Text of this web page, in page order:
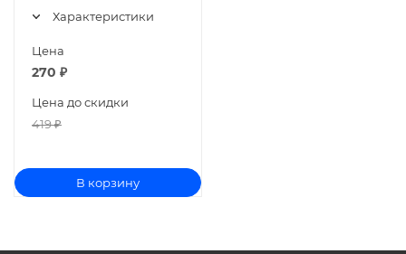
Характеристики
Цена
270 ₽
Цена до скидки
419₽
В корзину